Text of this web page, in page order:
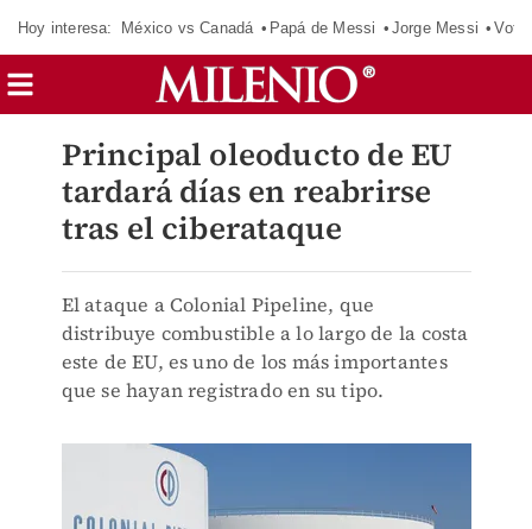
Hoy interesa: México vs Canadá Papá de Messi Jorge Messi
Principal oleoducto de EU
tardará días en reabrirse
tras el ciberataque
El ataque a Colonial Pipeline, que
distribuye combustible a lo largo de la costa
este de EU, es uno de los más importantes
que se hayan registrado en su tipo.